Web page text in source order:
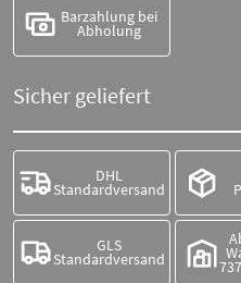
Barzahlung bei
Abholung
Sicher geliefert
DHL
Standardversand
GLS
Standardversand